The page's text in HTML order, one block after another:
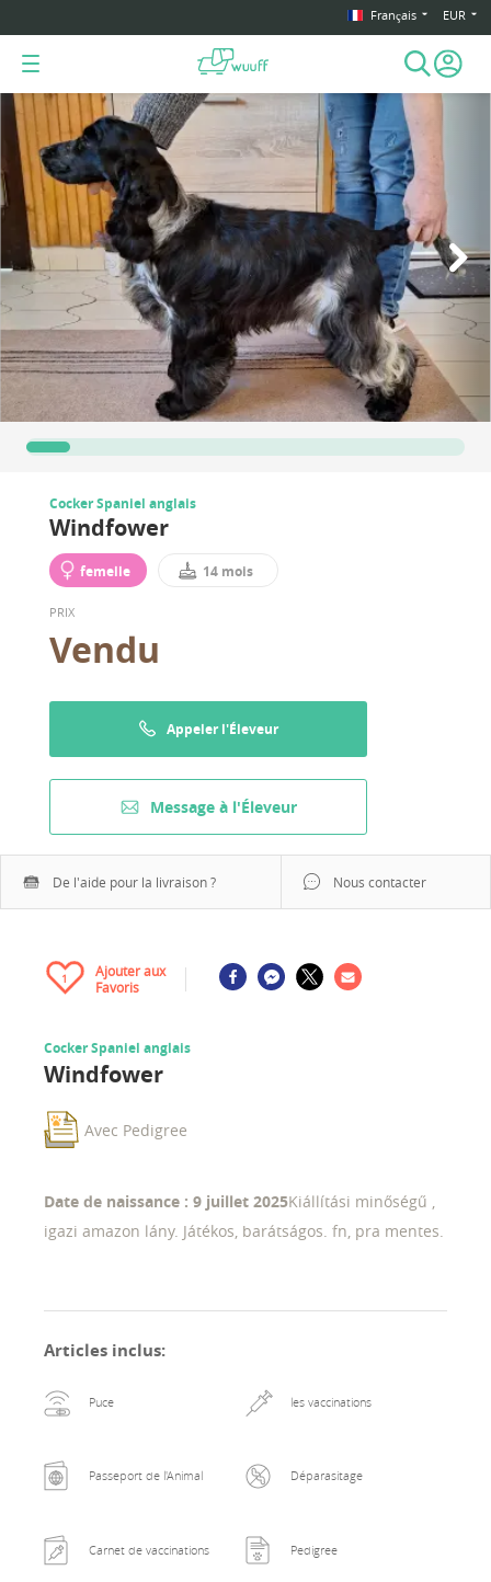
Français EUR
Cocker Spaniel anglais
Windfower
femelle 14 mois
PRIX
Vendu
Appeler l'Éleveur
Message à l'Éleveur
De l'aide pour la livraison ? Nous contacter
1
Ajouter aux
Favoris
Cocker Spaniel anglais
Windfower
Avec Pedigree
Date de naissance : 9 juillet 2025Kiállítási minőségű ,
igazi amazon lány. Játékos, barátságos. fn, pra mentes.
Articles inclus:
Puce les vaccinations
Passeport de l'Animal Déparasitage
Carnet de vaccinations Pedigree